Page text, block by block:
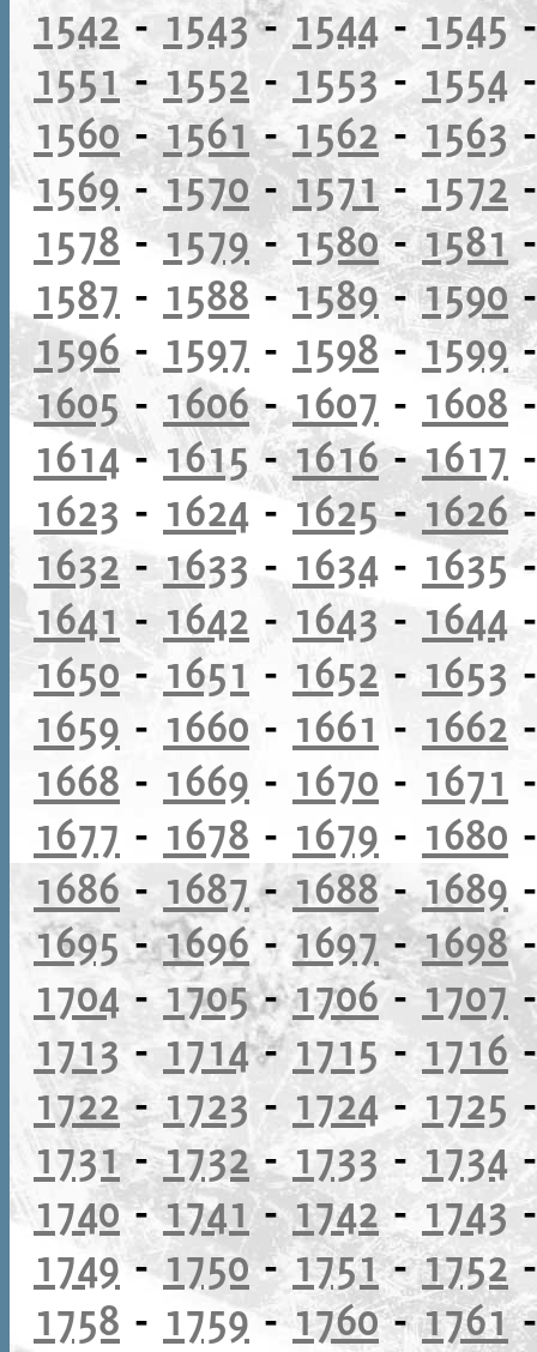
1542 - 1543-1544- 1545
1551-1552 - 1553- 1554
1560-1561-1562-1563
1569-1570-1571- 1572
1578-1579- 1580-1581
1587 - 1588 -1589-1590
1596- 1597 - 1598 - 1599
1605- 1606-1607 - 1608
1614- 1615 -1616-1617
1623 - 1624 - 1625-1626
1632-1633 - 1634 - 1635
1641- 1642 - 1643 - 1644
1650- 1651 - 1652 - 1653
1659 - 1660 - 1661 - 1662
1668 - 1669 - 1670 - 1671
1677 - 1678 - 1679 - 1680
1686 - 1687-1688-1689
1695-1696-1697-1698
1704 - 1705-1706-1707
1713 - 1714- 1715- 1716
1722-1723 - 1724- 1725
1731-1732-1733- 1734
1740-1741-1742 -1743
1749-1750-1751-1752
1758 - 1759-1760-1761